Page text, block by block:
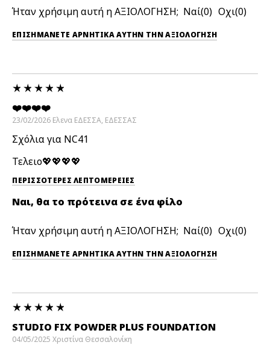
Ήταν χρήσιμη αυτή η ΑΞΙΟΛΟΓΗΣΗ; 0 0
ΕΠΙΣΗΜΆΝΕΤΕ ΑΡΝΗΤΙΚΆ ΑΥΤΉΝ ΤΗΝ ΑΞΙΟΛΟΓΗΣΗ
❤️❤️❤️❤️
23/02/2026 Ελενα ΕΔΕΣΣΑ, ΕΔΕΣΣΑΣ
Σχόλια για NC41
Τελειο💖💖💖💖
ΠΕΡΙΣΣΌΤΕΡΕΣ ΛΕΠΤΟΜΈΡΕΙΕΣ
Ναι, θα το πρότεινα σε ένα φίλο
Ήταν χρήσιμη αυτή η ΑΞΙΟΛΟΓΗΣΗ; 0 0
ΕΠΙΣΗΜΆΝΕΤΕ ΑΡΝΗΤΙΚΆ ΑΥΤΉΝ ΤΗΝ ΑΞΙΟΛΟΓΗΣΗ
STUDIO FIX POWDER PLUS FOUNDATION
04/05/2025 Χριστίνα Θεσσαλονίκη